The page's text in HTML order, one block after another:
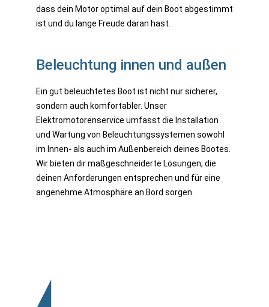
dass dein Motor optimal auf dein Boot abgestimmt
ist und du lange Freude daran hast.
Beleuchtung innen und außen
Ein gut beleuchtetes Boot ist nicht nur sicherer,
sondern auch komfortabler. Unser
Elektromotorenservice umfasst die Installation
und Wartung von Beleuchtungssystemen sowohl
im Innen- als auch im Außenbereich deines Bootes.
Wir bieten dir maßgeschneiderte Lösungen, die
deinen Anforderungen entsprechen und für eine
angenehme Atmosphäre an Bord sorgen.